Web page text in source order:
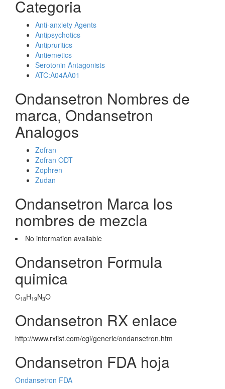
Categoria
Anti-anxiety Agents
Antipsychotics
Antipruritics
Antiemetics
Serotonin Antagonists
ATC:A04AA01
Ondansetron Nombres de
marca, Ondansetron
Analogos
Zofran
Zofran ODT
Zophren
Zudan
Ondansetron Marca los
nombres de mezcla
No information avaliable
Ondansetron Formula
quimica
C18H19N3O
Ondansetron RX enlace
http://www.rxlist.com/cgi/generic/ondansetron.htm
Ondansetron FDA hoja
Ondansetron FDA